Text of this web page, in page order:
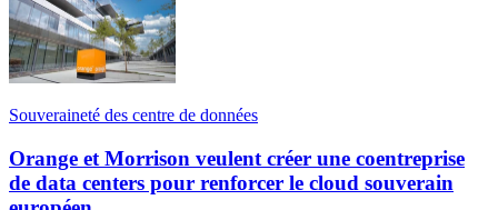
Souveraineté des centre de données
Orange et Morrison veulent créer une coentreprise
de data centers pour renforcer le cloud souverain